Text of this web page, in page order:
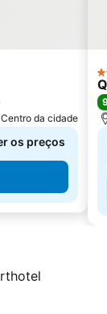
da cidade
os preços
5